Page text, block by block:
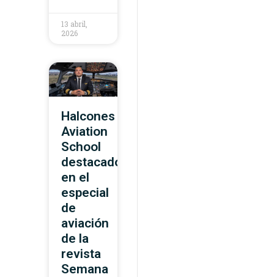
13 abril,
2026
Halcones
Aviation
School
destacado
en el
especial
de
aviación
de la
revista
Semana